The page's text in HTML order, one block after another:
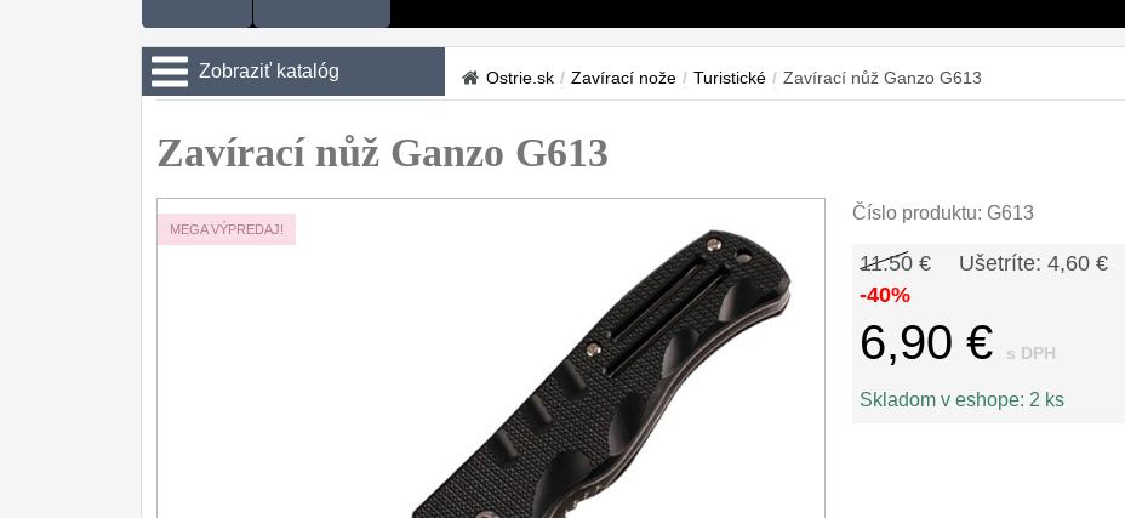
Zobraziť katalóg
Zavírací nože
Vreckové 6
Ostrie.sk / Zavírací nože / Turistické / Zavírací nůž Ganzo G613
Zavírací nůž Ganzo G613
MEGA VÝPREDAJ!
Číslo produktu: G613
11.50 € Ušetríte: 4,60 €
-40%
6,90 € s DPH
Skladom v eshope: 2 ks